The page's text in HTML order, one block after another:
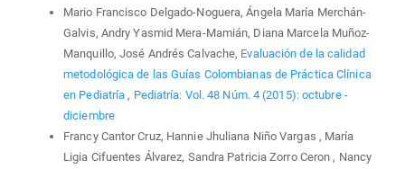
Mario Francisco Delgado-Noguera, Ángela María Merchán-
Galvis, Andry Yasmid Mera-Mamián, Diana Marcela Muñoz-
Manquillo, José Andrés Calvache, Evaluación de la calidad
metodológica de las Guías Colombianas de Práctica Clínica
en Pediatría, Pediatría: Vol. 48 Núm. 4 (2015): octubre -
diciembre
Francy Cantor Cruz, Hannie Jhuliana Niño Vargas , María
Ligia Cifuentes Álvarez, Sandra Patricia Zorro Ceron , Nancy